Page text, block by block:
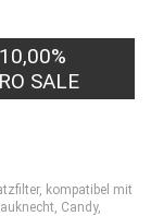
10,00%
SALE
kompatibel mit
Candy,